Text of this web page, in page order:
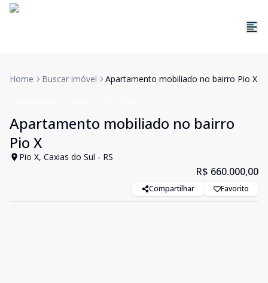
Home Buscar imóvel Apartamento mobiliado no bairro Pio X
Apartamento mobiliado no bairro
Pio X
Pio X, Caxias do Sul - RS
R$ 660.000,00
Compartilhar Favorito